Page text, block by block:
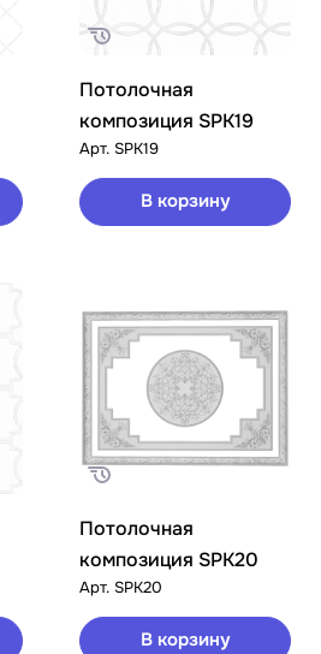
Потолочная
композиция SPK19
Арт. SPK19
В корзину
Потолочная
композиция SPK20
Арт. SPK20
В корзину